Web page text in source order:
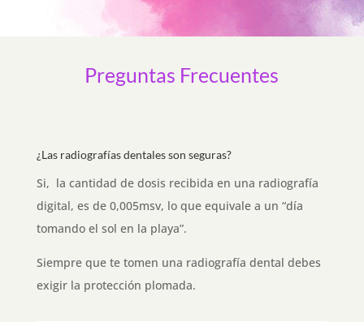
Preguntas Frecuentes
¿Las radiografías dentales son seguras?
Si, la cantidad de dosis recibida en una radiografía
digital, es de 0,005msv, lo que equivale a un “día
tomando el sol en la playa”.
Siempre que te tomen una radiografía dental debes
exigir la protección plomada.